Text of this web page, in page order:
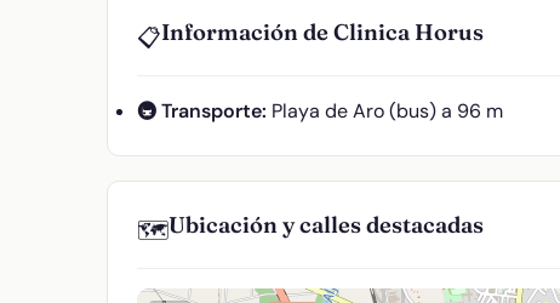
📋Información de Clinica Horus
🚇 Transporte: Playa de Aro (bus) a 96 m
🗺️Ubicación y calles destacadas